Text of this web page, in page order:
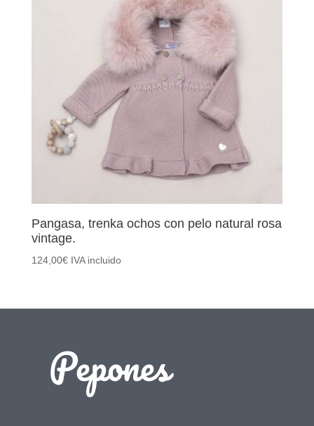
Pangasa, trenka ochos con pelo natural rosa
vintage.
124,00€ IVA incluido